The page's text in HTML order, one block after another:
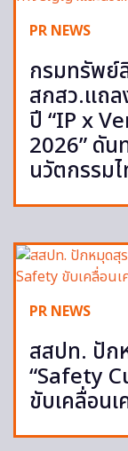
PR NEWS
กรมทรัพ
สกสว.แถ
ปี “IP x
2026” ดั
นวัตกรรม
PR NEWS
สสปท. ปัก
“Safety
ขับเคลื่อน